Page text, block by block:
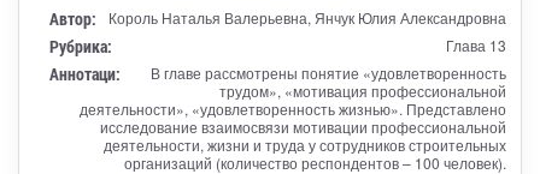
Автор: Король Наталья Валерьевна, Янчук Юлия Александровна
Рубрика: Глава 13
Аннотаци:
В главе рассмотрены понятие «удовлетворенность
трудом», «мотивация профессиональной
деятельности», «удовлетворенность жизнью». Представлено
исследование взаимосвязи мотивации профессиональной
деятельности, жизни и труда у сотрудников строительных
организаций (количество респондентов – 100 человек).